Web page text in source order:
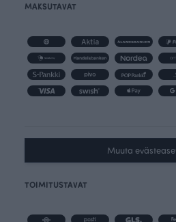
MAKSUTAVAT
Muuta
TOIMITUSTAVAT